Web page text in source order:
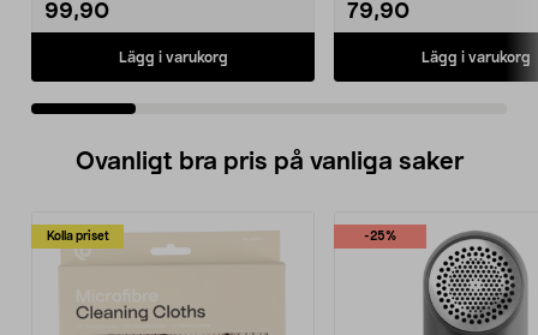
99,90
Lägg i varukorg
79,90
Lägg i varukorg
Ovanligt bra pris på vanliga saker
Kolla priset -25%